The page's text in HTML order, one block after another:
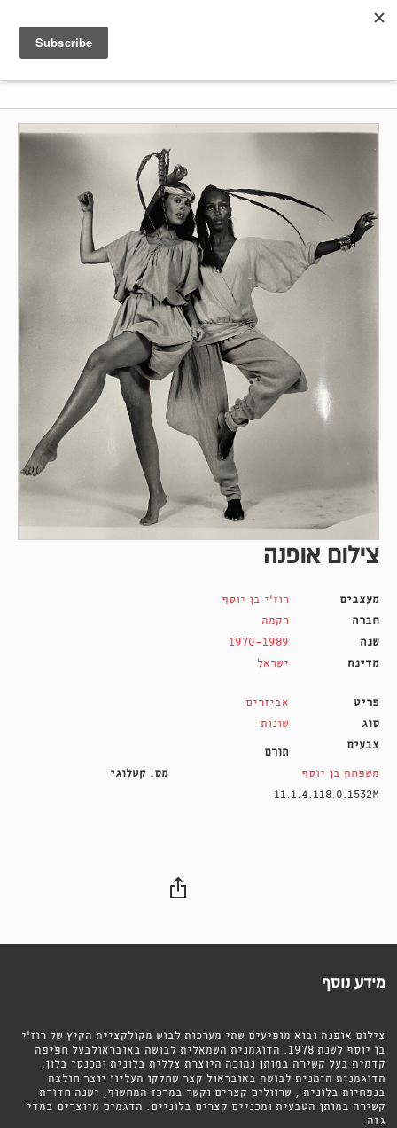
צילום אופנה
מעצבים
רוז'י בן יוסף
חברה
רקמה
שנה
1970-1989
מדינה
ישראל
פריט
אביזרים
סוג
שונות
צבעים
תורם
משפחת בן יוסף
מס. קטלוגי
11.1.4.118.0.1532M
מידע נוסף
צילום אופנה ובוא מופיעים שתי מערכות לבוש מקולקציית הקיץ של רוז׳י
בן יוסף לשנת 1978. הדוגמנית השמאלית לבושה באובראולבעל חפיפה
קדמית בעל קשירה במותן נמוכה היוצרת צללית בלונית ומכנסי בלון,
הדוגמנית הימנית לבושה באובראול קצר שחלקו העליון יוצר חולצה
בנפחיות בלונית , שרוולים קצרים וקשר במרכז המחשוף, ישנה חדורת
קשירה במותן הטבעית ומכניים קצרים בלוניים. הדגמים מיוצרים במדי
גזה.